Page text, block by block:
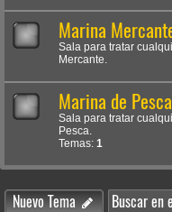
Marina
Sala para tratar
Mercante.
Marina de Pesca
Sala para tratar
Pesca.
Temas: 1
Nuevo Tema